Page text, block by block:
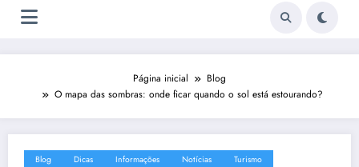
Página inicial
Blog
O mapa das sombras: onde ficar quando o sol está estourando?
Blog Dicas Informações Notícias
Turismo